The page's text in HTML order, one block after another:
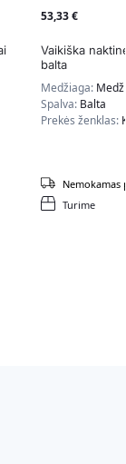
53,33€
Vaikiška
balta
Medžiaga:
Spalva: Balta
Prekės ženklas:
Turime
Nemokamas